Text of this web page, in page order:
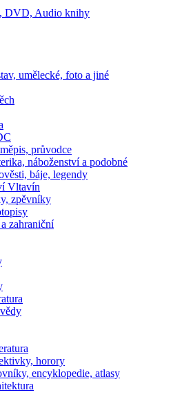
DVD, Audio knihy
umělecké, foto a jiné
průvodce
náboženství a podobné
báje, legendy
Vltavín
zpěvníky
zahraniční
horory
encyklopedie, atlasy